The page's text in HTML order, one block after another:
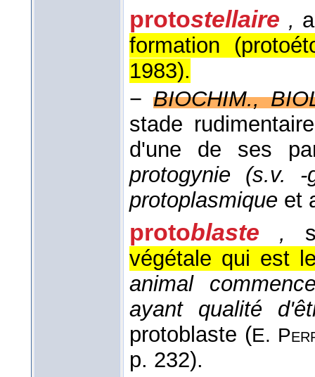
protostellaire ,
formation
1983).
− BIOCHIM.,
stade
d'une de ses
protogynie (s.v. -
protoplasmique et
protoblaste ,
végétale qui est
animal
ayant qualité
protoblaste (E.
p. 232).